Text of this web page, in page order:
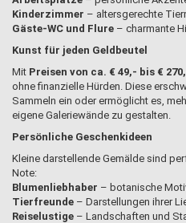
Kinderzimmer – altersgerechte
Gäste-WC und Flure – charmante
Kunst für jeden Geldbeutel
Mit Preisen von ca. € 49,- bis €
ohne finanzielle Hürden. Diese
Sammeln ein oder ermöglicht es,
eigene Galeriewände zu gestalten.
Persönliche Geschenkideen
Kleine darstellende Gemälde sind
Note:
Blumenliebhaber – botanische
Tierfreunde – Darstellungen ihrer
Reiselustige – Landschaften und